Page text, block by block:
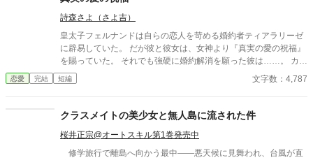
詩森さよ（さよ吉）
皇太子フェルナンドは自らの恋人を苛める婚約者ティアラリーゼ
に辟易していた。 だが彼と彼女は、女神より『真実の愛の祝福』
を賜っていた。 それでも強硬に婚約解消を願った彼は……。 カク
ヨム、小説家になろうにも掲載。 筆者は体調不良なことも多く、
コメントなどを受け取らない設定にしております。 どうぞよろし
恋愛 完結 短編 文字数：4,787
クラスメイトの美少女と無人島に流された件
桜井正宗@オートスキル第1巻発売中
修学旅行で離島へ向かう最中――悪天候に見舞われ、台風が直